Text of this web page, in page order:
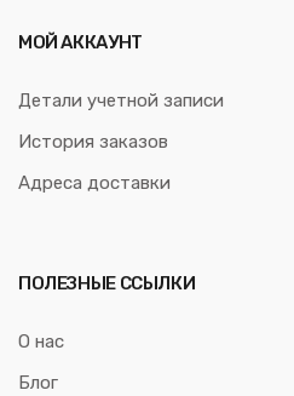
МОЙ АККАУНТ
Детали учетной записи
История заказов
Адреса доставки
ПОЛЕЗНЫЕ ССЫЛКИ
О нас
Блог